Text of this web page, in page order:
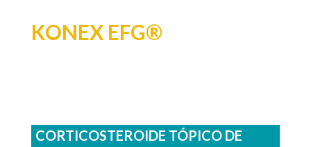
KONEX EFG®
CORTICOSTEROIDE TÓPICO DE